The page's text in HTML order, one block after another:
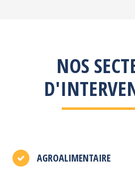
NOS
AGROALIMENTAIRE